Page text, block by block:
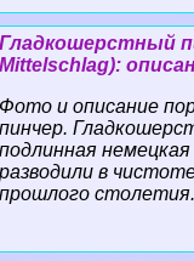
Гладкошерстный
Mittelschlag):
Фото и описание
пинчер.
подлинная
разводили в
прошлого